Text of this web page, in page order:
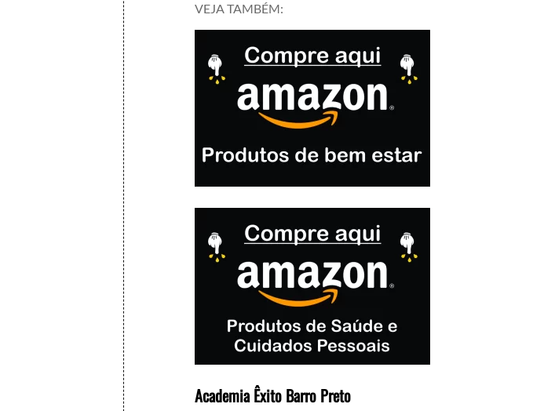
VEJA TAMBÉM:
Academia Êxito Barro Preto